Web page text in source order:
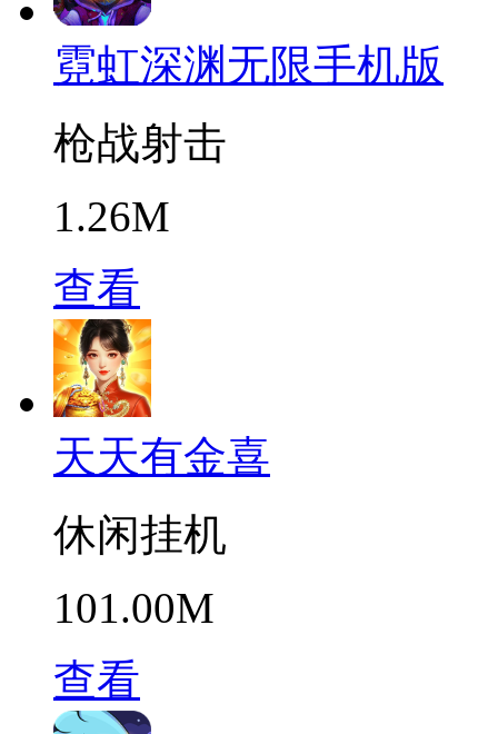
霓虹深渊无限手机版
枪战射击
1.26M
查看
天天有金喜
休闲挂机
101.00M
查看